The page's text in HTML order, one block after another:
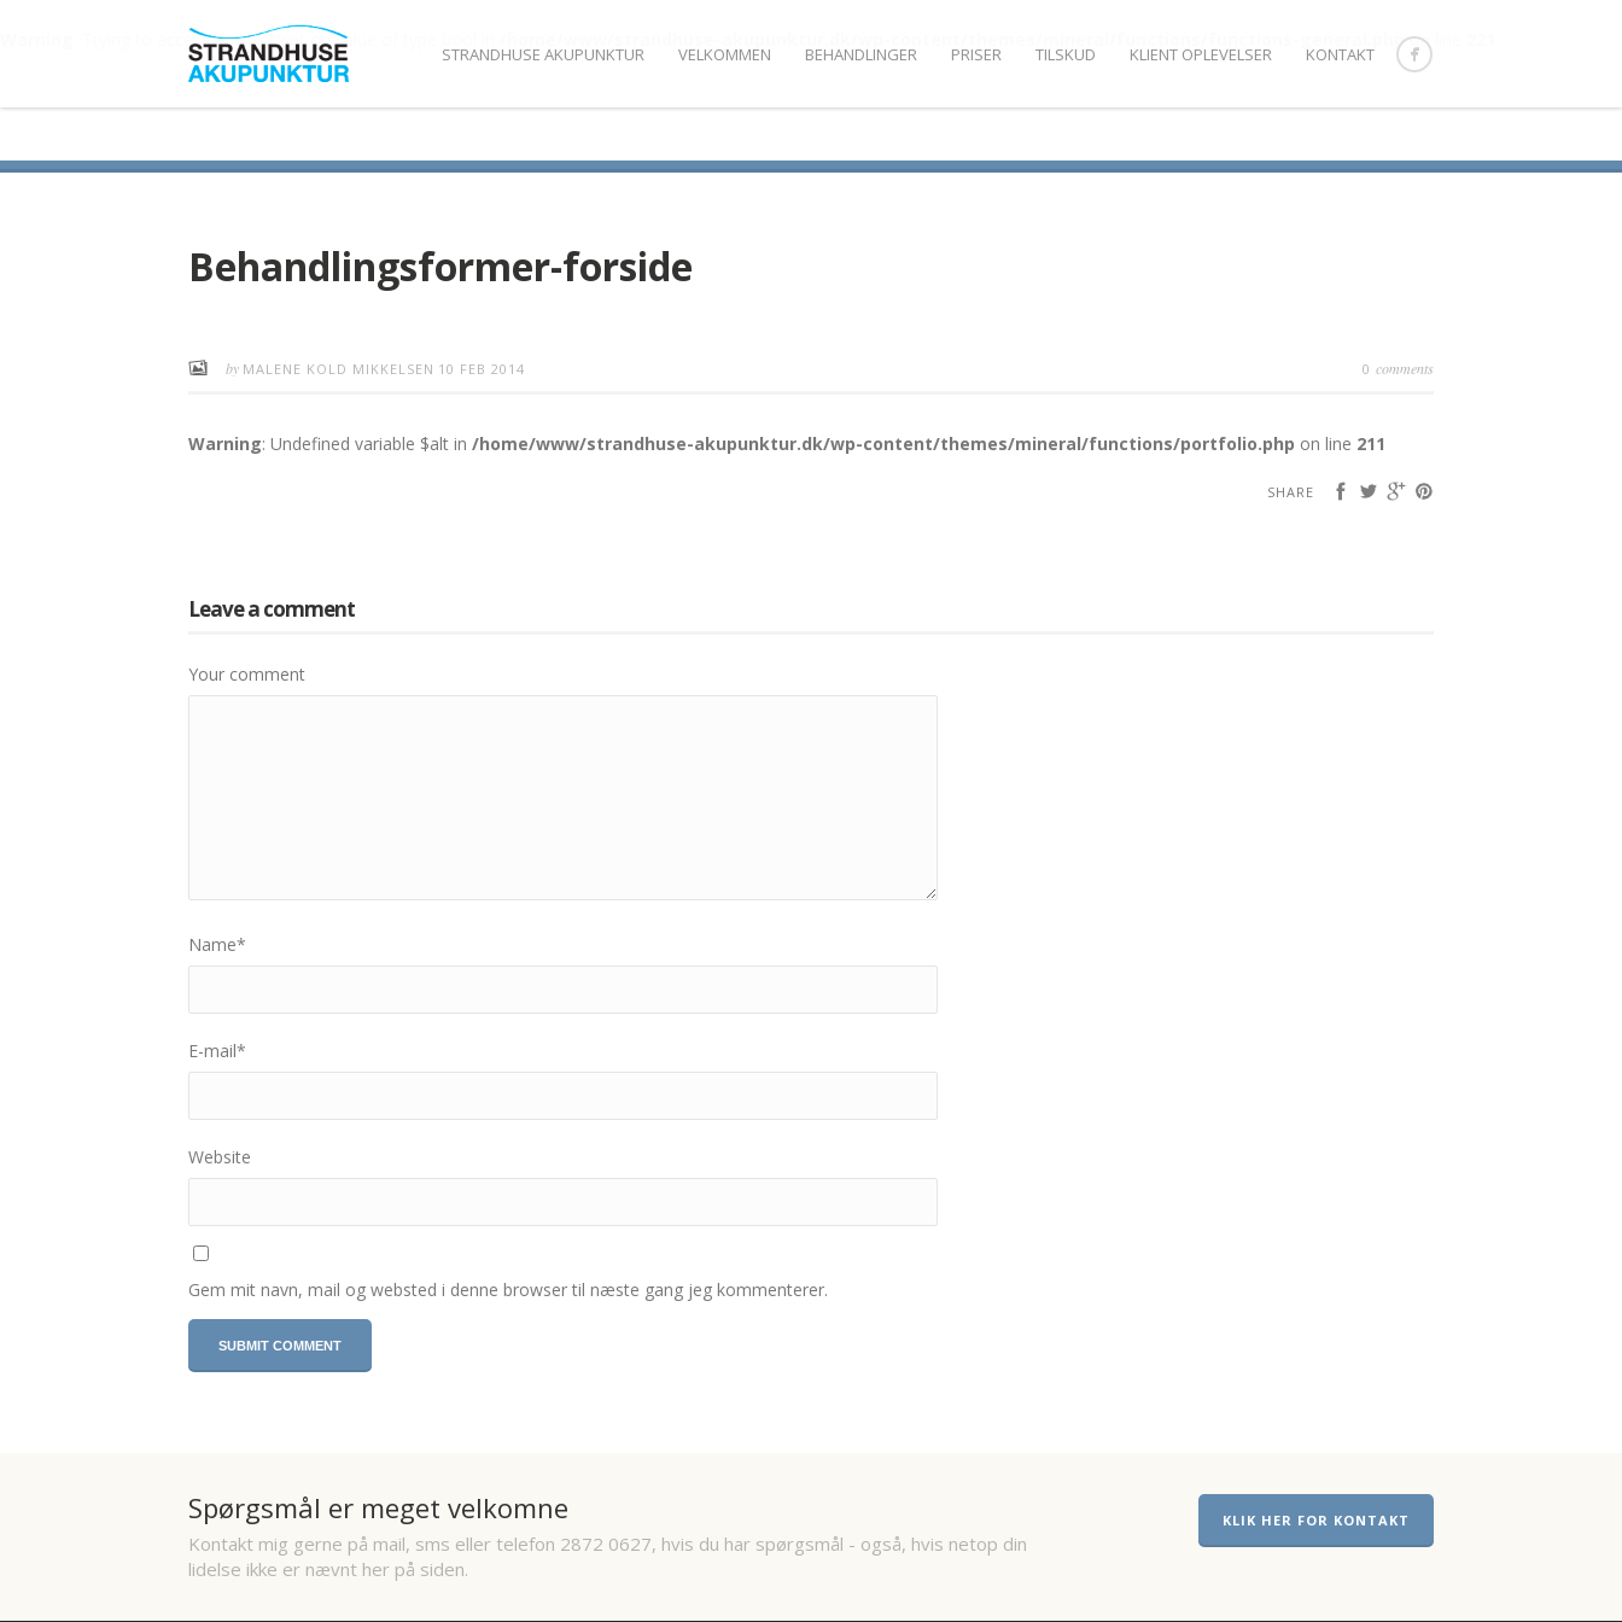
: Trying to access array offset on value of type bool in /home/www/strandhuse-akupunktur.dk/wp-content/themes/mineral/functions/functions-general.phpon line
STRANDHUSE AKUPUNKTUR VELKOMMEN BEHANDLINGER PRISER TILSKUD KLIENT OPLEVELSER KONTAKT
Behandlingsformer-forside
by MALENE KOLD MIKKELSEN 10 FEB 2014 0 comments
Warning: Undefined variable $alt in /home/www/strandhuse-akupunktur.dk/wp-content/themes/mineral/functions/portfolio.php on line 211
SHARE
Leave a comment
Your comment
Name*
E-mail*
Website
Gem mit navn, mail og websted i denne browser til næste gang jeg kommenterer.
Spørgsmål er meget velkomne
Kontakt mig gerne på mail, sms eller telefon 2872 0627, hvis du har spørgsmål - også, hvis netop din
lidelse ikke er nævnt her på siden.
KLIK HER FOR KONTAKT